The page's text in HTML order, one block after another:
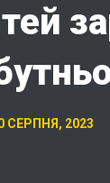
СЕРПНЯ, 2023